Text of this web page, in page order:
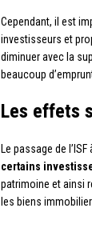
Cependant, il est
investisseurs et
diminuer avec la
beaucoup
Les effets
Le passage de
certains
patrimoine et ainsi
les biens